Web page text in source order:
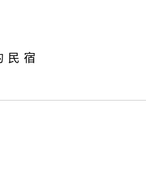
民宿